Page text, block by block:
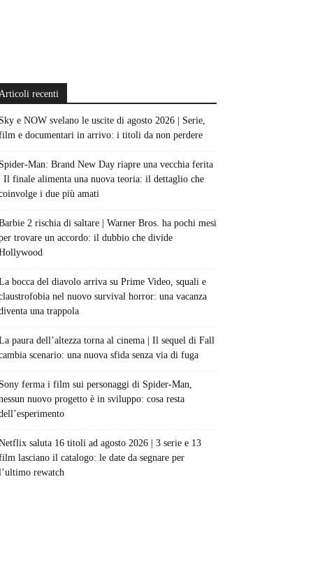
recenti
e NOW svelano le uscite di agosto 2026 | Serie,
e documentari in arrivo: i titoli da non perdere
Man: Brand New Day riapre una vecchia ferita
Il finale alimenta una nuova teoria: il dettaglio che
i due più amati
2 rischia di saltare | Warner Bros. ha pochi mesi
trovare un accordo: il dubbio che divide
bocca del diavolo arriva su Prime Video, squali e
nel nuovo survival horror: una vacanza
una trappola
paura dell’altezza torna al cinema | Il sequel di Fall
scenario: una nuova sfida senza via di fuga
ferma i film sui personaggi di Spider-Man,
nuovo progetto è in sviluppo: cosa resta
saluta 16 titoli ad agosto 2026 | 3 serie e 13
lasciano il catalogo: le date da segnare per
rewatch